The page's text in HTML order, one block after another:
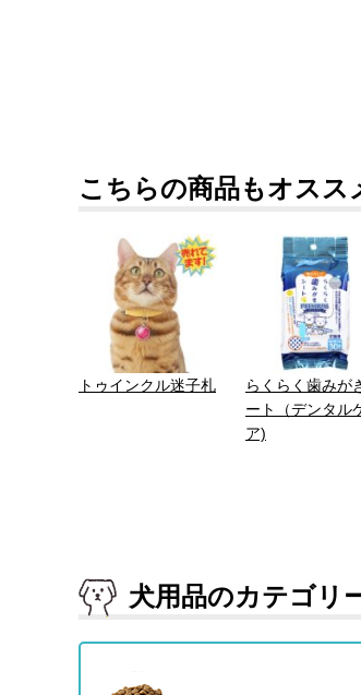
こちらの商品もオスス
トゥインクル迷子札
らくらく歯みが
ート（デンタル
ア)
犬用品のカテゴリ